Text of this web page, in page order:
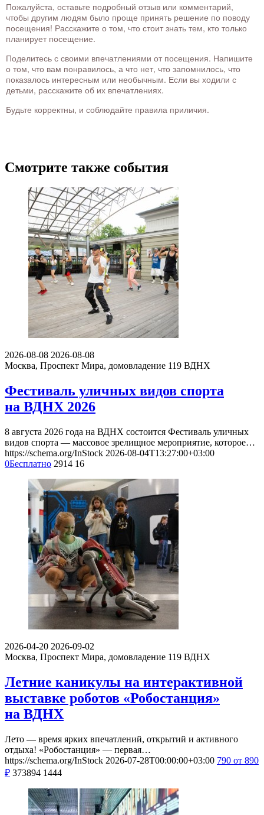
Пожалуйста, оставьте подробный отзыв или комментарий,
чтобы другим людям было проще принять решение по поводу
посещения! Расскажите о том, что стоит знать тем, кто только
планирует посещение.
Поделитесь с своими впечатлениями от посещения. Напишите
о том, что вам понравилось, а что нет, что запомнилось, что
показалось интересным или необычным. Если вы ходили с
детьми, расскажите об их впечатлениях.
Будьте корректны, и соблюдайте правила приличия.
Смотрите также события
2026-08-08 2026-08-08
Москва, Проспект Мира, домовладение 119 ВДНХ
Фестиваль уличных видов спорта
на ВДНХ 2026
8 августа 2026 года на ВДНХ состоится Фестиваль уличных
видов спорта — массовое зрелищное мероприятие, которое…
https://schema.org/InStock 2026-08-04T13:27:00+03:00
0Бесплатно 2914 16
2026-04-20 2026-09-02
Москва, Проспект Мира, домовладение 119 ВДНХ
Летние каникулы на интерактивной
выставке роботов «Робостанция»
на ВДНХ
Лето — время ярких впечатлений, открытий и активного
отдыха! «Робостанция» — первая…
https://schema.org/InStock 2026-07-28T00:00:00+03:00 790 от 890
₽ 373894 1444